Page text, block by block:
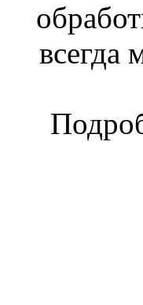
всегда